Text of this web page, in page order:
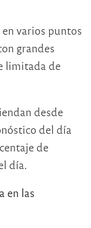
varios puntos
grandes
limitada de
desde
del día
de
día.
en las